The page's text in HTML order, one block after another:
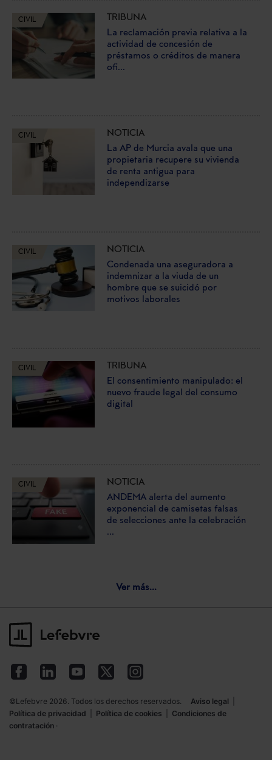
CIVIL
TRIBUNA
La reclamación previa relativa a la
actividad de concesión de
préstamos o créditos de manera
ofi...
CIVIL
NOTICIA
La AP de Murcia avala que una
propietaria recupere su vivienda
de renta antigua para
independizarse
CIVIL
NOTICIA
Condenada una aseguradora a
indemnizar a la viuda de un
hombre que se suicidó por
motivos laborales
CIVIL
TRIBUNA
El consentimiento manipulado: el
nuevo fraude legal del consumo
digital
CIVIL
NOTICIA
ANDEMA alerta del aumento
exponencial de camisetas falsas
de selecciones ante la celebración
...
Ver más...
©Lefebvre 2026. Todos los derechos reservados. Aviso legal
Política de privacidad
Política de cookies
Condiciones de
contratación ·